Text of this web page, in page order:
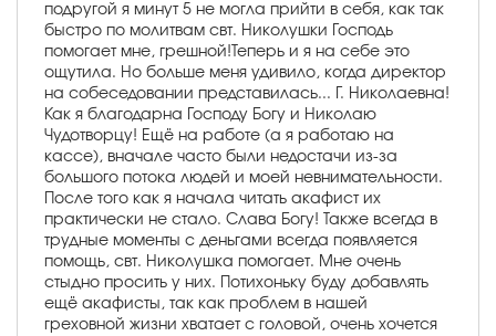
подругой я минут 5 не могла прийти в себя, как так
быстро по молитвам свт. Николушки Господь
помогает мне, грешной!Теперь и я на себе это
ощутила. Но больше меня удивило, когда директор
на собеседовании представилась... Г. Николаевна!
Как я благодарна Господу Богу и Николаю
Чудотворцу! Ещё на работе (а я работаю на
кассе), вначале часто были недостачи из-за
большого потока людей и моей невнимательности.
После того как я начала читать акафист их
практически не стало. Слава Богу! Также всегда в
трудные моменты с деньгами всегда появляется
помощь, свт. Николушка помогает. Мне очень
стыдно просить у них. Потихоньку буду добавлять
ещё акафисты, так как проблем в нашей
греховной жизни хватает с головой, очень хочется